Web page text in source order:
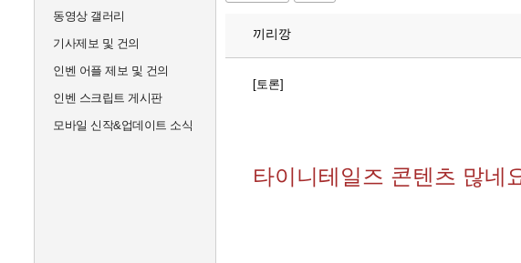
동영상 갤러리
기사제보 및 건의
인벤 어플 제보 및 건의
인벤 스크립트 게시판
모바일 신작&업데이트 소식
끼리깡
[토론]
타이니테일즈 콘텐츠 많네